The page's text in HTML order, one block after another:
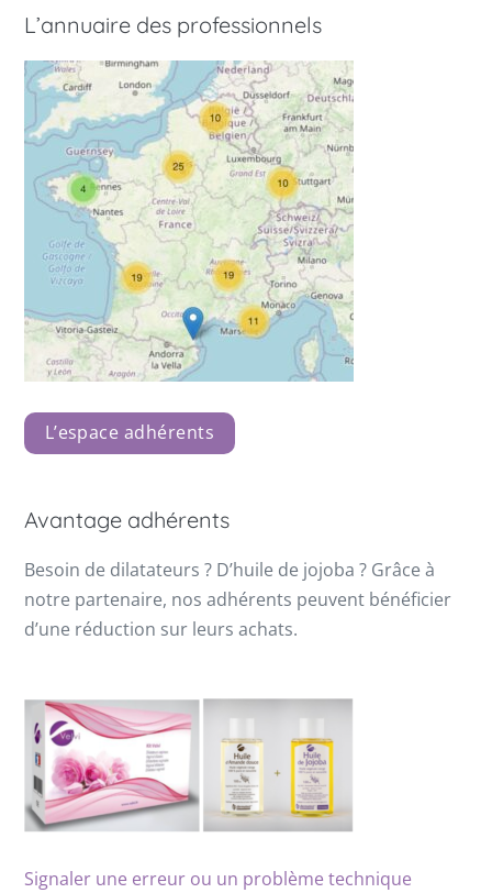
L’annuaire des professionnels
L’espace adhérents
Avantage adhérents
Besoin de dilatateurs ? D’huile de jojoba ? Grâce à
notre partenaire, nos adhérents peuvent bénéficier
d’une réduction sur leurs achats.
Signaler une erreur ou un problème technique